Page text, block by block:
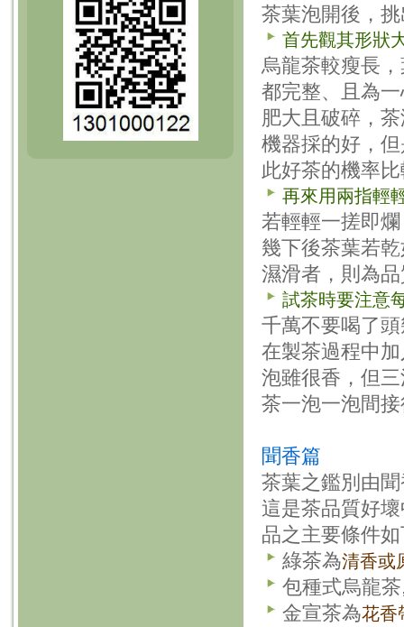
茶葉泡開後，
首先觀其形狀
烏龍茶較瘦長
都完整、且為
肥大且破碎，
機器採的好，
此好茶的機率
再來用兩指輕
若輕輕一搓即
幾下後茶葉若
濕滑者，則為
試茶時要注意
千萬不要喝了
在製茶過程中
泡雖很香，但
茶一泡一泡間
聞香篇
茶葉之鑑別由
這是茶品質好
品之主要條件
綠茶為清香或
包種式烏龍
金宣茶為花香